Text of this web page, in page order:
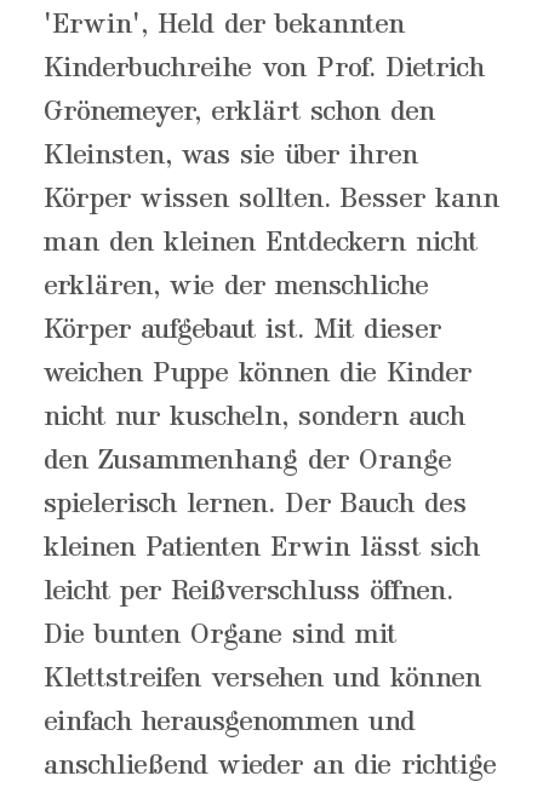
'Erwin', Held der bekannten
Kinderbuchreihe von Prof. Dietrich
Grönemeyer, erklärt schon den
Kleinsten, was sie über ihren
Körper wissen sollten. Besser kann
man den kleinen Entdeckern nicht
erklären, wie der menschliche
Körper aufgebaut ist. Mit dieser
weichen Puppe können die Kinder
nicht nur kuscheln, sondern auch
den Zusammenhang der Orange
spielerisch lernen. Der Bauch des
kleinen Patienten Erwin lässt sich
leicht per Reißverschluss öffnen.
Die bunten Organe sind mit
Klettstreifen versehen und können
einfach herausgenommen und
anschließend wieder an die richtige